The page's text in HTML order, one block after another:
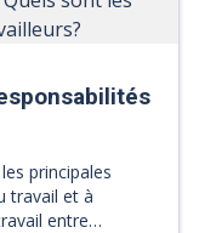
principales
travail et à
entre